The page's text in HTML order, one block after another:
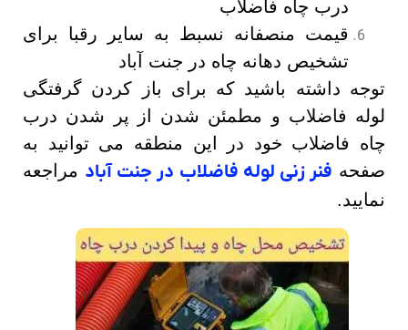
درب چاه فاضلاب
قیمت منصفانه نسبط به سایر رقبا برای
تشخیص دهانه چاه در جنت آباد
توجه داشته باشید که برای باز کردن گرفتگی
لوله فاضلاب و مطمئن شدن از پر شدن درب
چاه فاضلاب خود در این منطقه می توانید به
صفحه فنر زنی لوله فاضلاب در جنت آباد مراجعه
نمایید.